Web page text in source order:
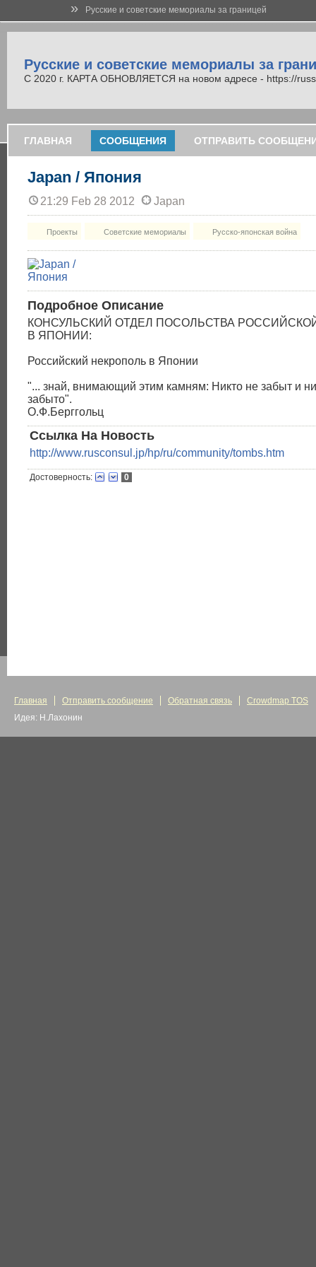
» Русские и советские мемориалы за границей
Русские и советские мемориалы за
С 2020 г. КАРТА ОБНОВЛЯЕТСЯ на новом адресе - https://
ГЛАВНАЯ СООБЩЕНИЯ ОТПРАВИТЬ
Japan / Япония
21:29 Feb 28 2012 Japan
Проекты Советские мемориалы Русско-японская война
Подробное Описание
КОНСУЛЬСКИЙ ОТДЕЛ ПОСОЛЬСТВА
В ЯПОНИИ:
Российский некрополь в Японии
"... знай, внимающий этим камням: Никто не забыт и
забыто".
О.Ф.Берггольц
Ссылка На Новость
http://www.rusconsul.jp/hp/ru/community/tombs.htm
Достоверность: 0
Главная Отправить сообщение Обратная связь
Crowdmap TOS
Идея: Н.Лахонин